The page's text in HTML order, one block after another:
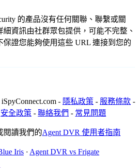
的產品沒有任何關聯、聯繫或關
資訊由社群眾包提供，可能不完整、
保證您能夠使用這些 URL 連接到您的
- 隱私政策 - 服務條款 -
安全政策 - 聯絡我們 - 常見問題
閱讀我們的Agent DVR 使用者指南
Iris · Agent DVR vs Frigate